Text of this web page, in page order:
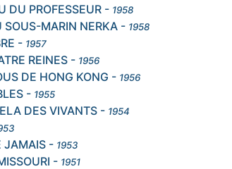
DU PROFESSEUR - 1958
SOUS-MARIN NERKA - 1958
- 1957
REINES - 1956
DE HONG KONG - 1956
- 1955
DES VIVANTS - 1954
JAMAIS - 1953
- 1951